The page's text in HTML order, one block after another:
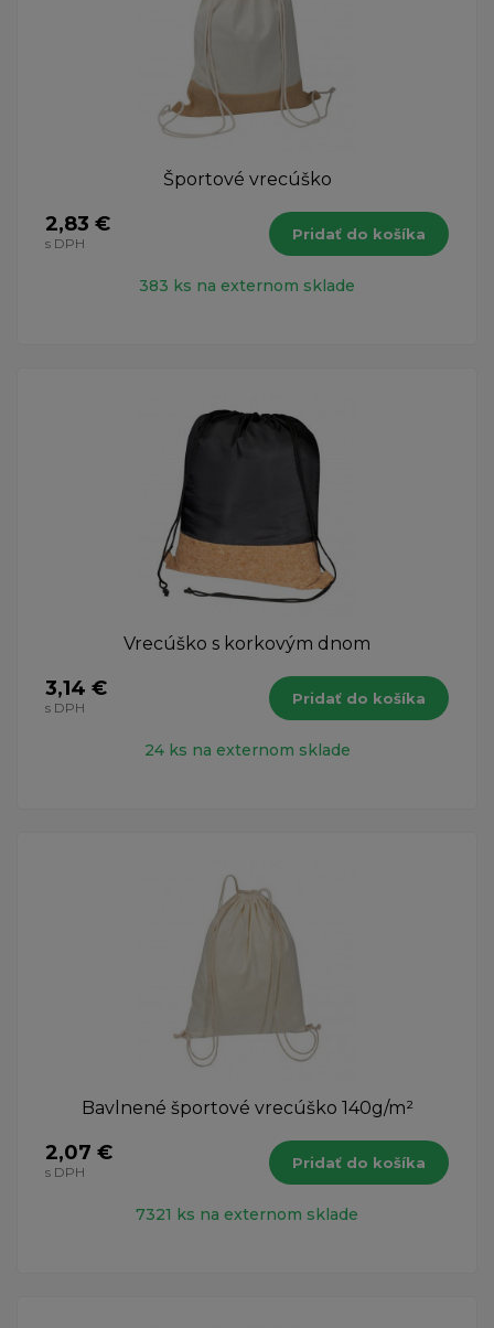
Športové vrecúško
2,83 €
s DPH
Pridať do košíka
383 ks na externom sklade
Vrecúško s korkovým dnom
3,14 €
s DPH
Pridať do košíka
24 ks na externom sklade
Bavlnené športové vrecúško 140g/m²
2,07 €
s DPH
Pridať do košíka
7321 ks na externom sklade